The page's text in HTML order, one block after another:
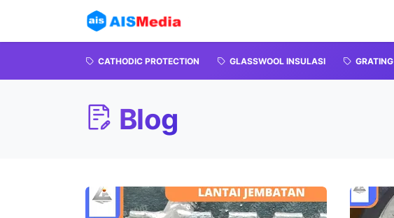
CATHODIC PROTECTION GLASSWOOL INSULASI GRATING
Blog